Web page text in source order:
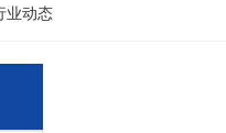
业动态